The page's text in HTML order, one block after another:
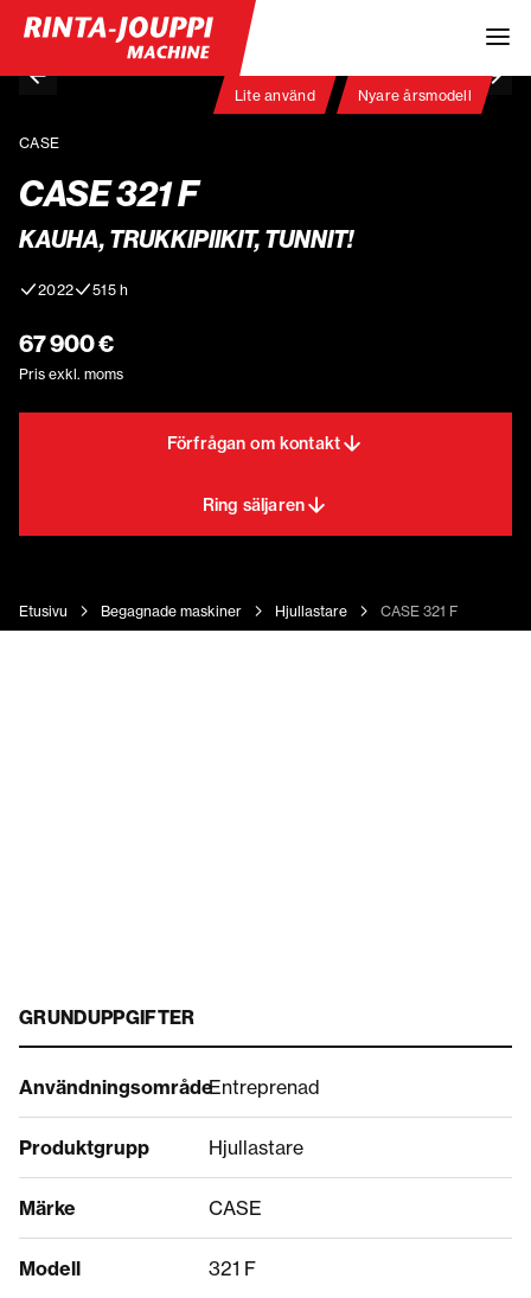
Lite använd Nyare årsmodell
CASE
CASE 321 F
KAUHA, TRUKKIPIIKIT, TUNNIT!
2022 515 h
67 900 €
Pris exkl. moms
Förfrågan om kontakt
Ring säljaren
Etusivu Begagnade maskiner Hjullastare CASE 321 F
GRUNDUPPGIFTER
AnvändningsområdeEntreprenad
Produktgrupp Hjullastare
Märke CASE
Modell 321 F